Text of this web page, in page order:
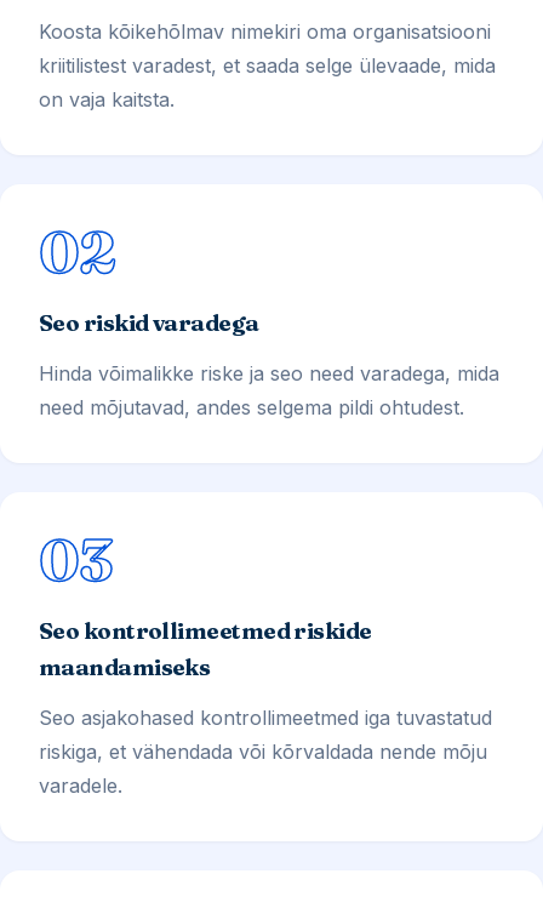
Koosta kõikehõlmav nimekiri oma organisatsiooni
kriitilistest varadest, et saada selge ülevaade, mida
on vaja kaitsta.
02
Seo riskid varadega
Hinda võimalikke riske ja seo need varadega, mida
need mõjutavad, andes selgema pildi ohtudest.
03
Seo kontrollimeetmed riskide
maandamiseks
Seo asjakohased kontrollimeetmed iga tuvastatud
riskiga, et vähendada või kõrvaldada nende mõju
varadele.